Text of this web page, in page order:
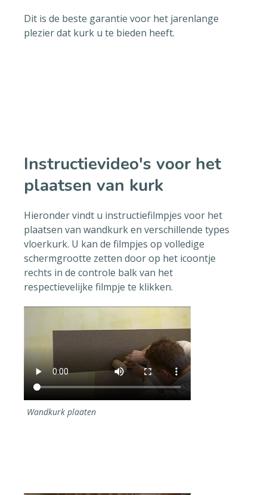
Dit is de beste garantie voor het jarenlange
plezier dat kurk u te bieden heeft.
Instructievideo's voor het
plaatsen van kurk
Hieronder vindt u instructiefilmpjes voor het
plaatsen van wandkurk en verschillende types
vloerkurk. U kan de filmpjes op volledige
schermgrootte zetten door op het icoontje
rechts in de controle balk van het
respectievelijke filmpje te klikken.
Wandkurk plaaten